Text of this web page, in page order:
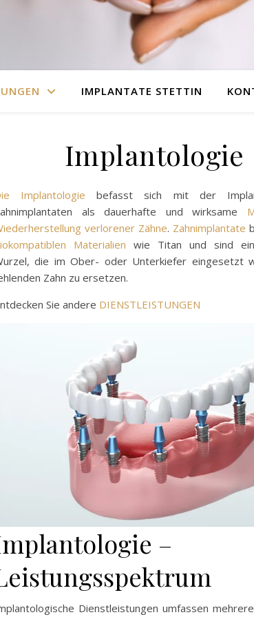
IMPLANTATE STETTIN
Implantologie
Implantologie befasst sich mit der
als dauerhafte und wirksame
verlorener Zähne. Zahnimplantate
Materialien wie Titan und sind
die im Ober- oder Unterkiefer eingesetzt
Zahn zu ersetzen.
Sie andere DIENSTLEISTUNGEN
–
Dienstleistungen umfassen